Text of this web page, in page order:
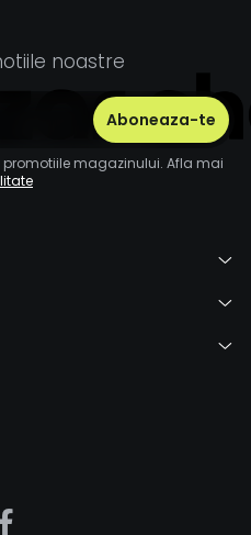
noastre
magazinului. Afla mai